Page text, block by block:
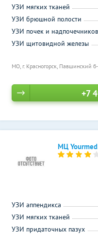
МО, г. Красногорск, Павшинский
УЗИ мягких тканей
УЗИ брюшной полости
УЗИ почек и надпочечников
УЗИ щитовидной железы
+7
МЦ Yourmed
УЗИ аппендикса
УЗИ мягких тканей
УЗИ придаточных пазух